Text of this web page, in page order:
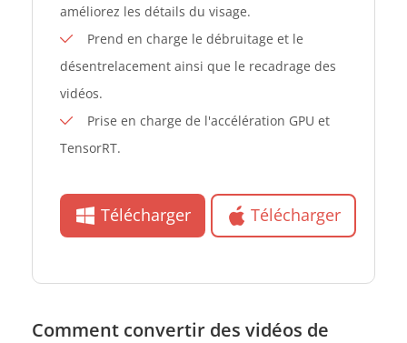
améliorez les détails du visage.
Prend en charge le débruitage et le
désentrelacement ainsi que le recadrage des
vidéos.
Prise en charge de l'accélération GPU et
TensorRT.
Télécharger Télécharger
Comment convertir des vidéos de